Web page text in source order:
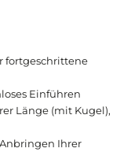
fortgeschrittene
Einführen
Länge (mit Kugel),
Ihrer